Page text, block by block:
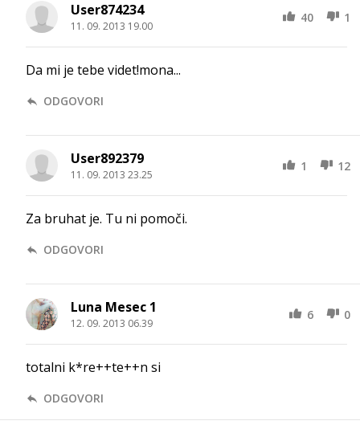
User874234
11. 09. 2013 19.00
40 1
Da mi je tebe videt!mona...
ODGOVORI
User892379
11. 09. 2013 23.25
1 12
Za bruhat je. Tu ni pomoči.
ODGOVORI
Luna Mesec 1
12. 09. 2013 06.39
6 0
totalni k*re++te++n si
ODGOVORI